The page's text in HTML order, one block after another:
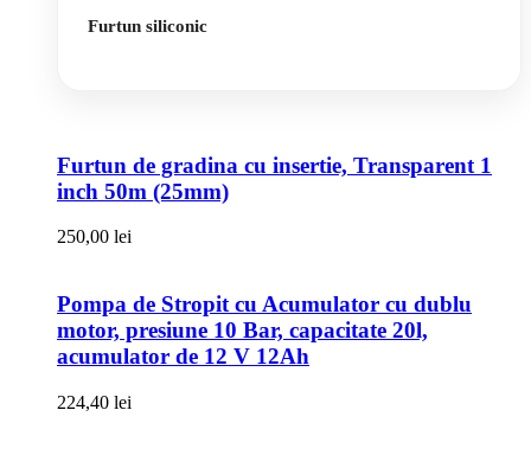
Furtun siliconic
Furtun de gradina cu insertie, Transparent 1
inch 50m (25mm)
250,00 lei
Pompa de Stropit cu Acumulator cu dublu
motor, presiune 10 Bar, capacitate 20l,
acumulator de 12 V 12Ah
224,40 lei